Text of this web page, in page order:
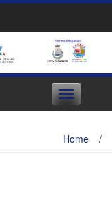
Toggle
navigation
Home /